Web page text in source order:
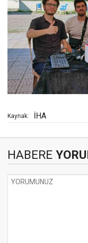
Kaynak: İHA
HABERE